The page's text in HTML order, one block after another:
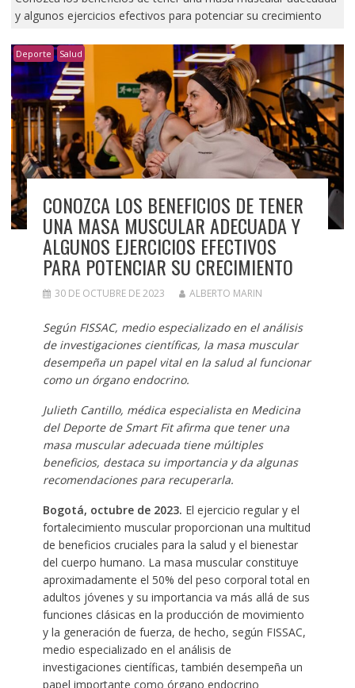
y algunos ejercicios efectivos para potenciar su crecimiento
Deporte Salud
CONOZCA LOS BENEFICIOS DE TENER
UNA MASA MUSCULAR ADECUADA Y
ALGUNOS EJERCICIOS EFECTIVOS
PARA POTENCIAR SU CRECIMIENTO
30 DE OCTUBRE DE 2023 ALBERTO MARIN
Según FISSAC, medio especializado en el análisis
de investigaciones científicas, la masa muscular
desempeña un papel vital en la salud al funcionar
como un órgano endocrino.
Julieth Cantillo, médica especialista en Medicina
del Deporte de Smart Fit afirma que tener una
masa muscular adecuada tiene múltiples
beneficios, destaca su importancia y da algunas
recomendaciones para recuperarla.
Bogotá, octubre de 2023. El ejercicio regular y el
fortalecimiento muscular proporcionan una multitud
de beneficios cruciales para la salud y el bienestar
del cuerpo humano. La masa muscular constituye
aproximadamente el 50% del peso corporal total en
adultos jóvenes y su importancia va más allá de sus
funciones clásicas en la producción de movimiento
y la generación de fuerza, de hecho, según FISSAC,
medio especializado en el análisis de
investigaciones científicas, también desempeña un
papel importante como órgano endocrino